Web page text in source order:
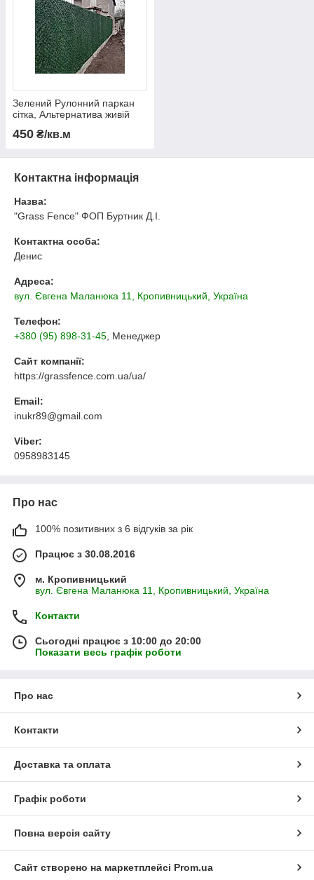
Зелений Рулонний паркан
сітка, Альтернатива живій
450 ₴/кв.м
Контактна інформація
Назва:
"Grass Fence" ФОП Буртник Д.І.
Контактна особа:
Денис
Адреса:
вул. Євгена Маланюка 11, Кропивницький, Україна
Телефон:
+380 (95) 898-31-45 , Менеджер
Сайт компанії:
https://grassfence.com.ua/ua/
Email:
inukr89@gmail.com
Viber:
0958983145
Про нас
100% позитивних з 6 відгуків за рік
Працює з 30.08.2016
м. Кропивницький
вул. Євгена Маланюка 11, Кропивницький, Україна
Контакти
Сьогодні працює з 10:00 до 20:00
Показати весь графік роботи
Про нас
Контакти
Доставка та оплата
Графік роботи
Повна версія сайту
Сайт створено на маркетплейсі Prom.ua